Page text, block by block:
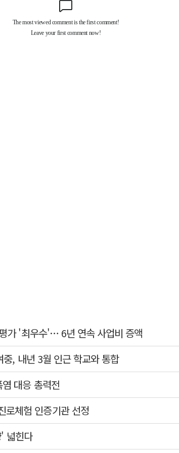
가 '최우수'… 6년 연속 사업비 증액
중, 내년 3월 인근 학교와 통합
대응 총력전
로체험 인증기관 선정
넓힌다